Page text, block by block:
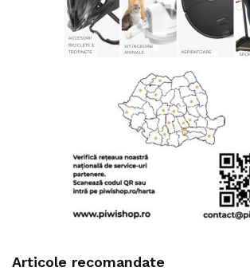
Articole recomandate